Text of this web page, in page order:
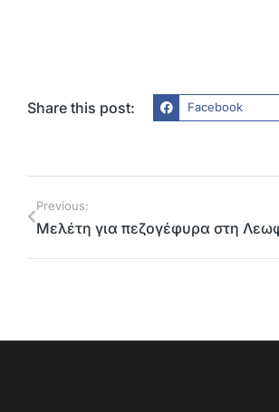
Share this post: Facebook
Previous: